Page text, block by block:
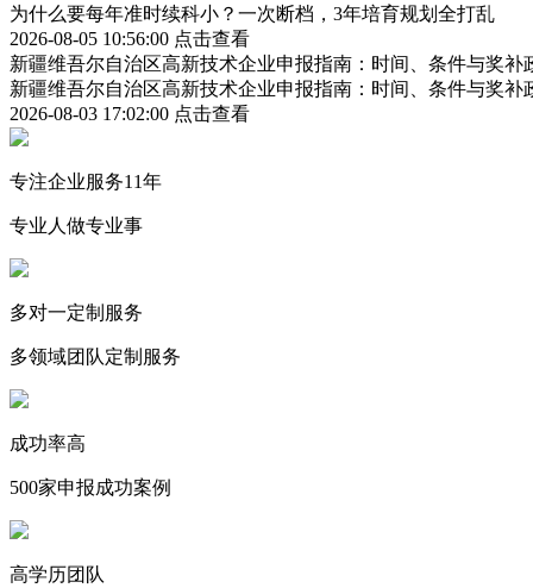
为什么要每年准时续科小？一次断档，3年培育规划全打乱
2026-08-05 10:56:00 点击查看
新疆维吾尔自治区高新技术企业申报指南：时间、条件与奖补
新疆维吾尔自治区高新技术企业申报指南：时间、条件与奖补
2026-08-03 17:02:00 点击查看
专注企业服务11年
专业人做专业事
多对一定制服务
多领域团队定制服务
成功率高
500家申报成功案例
高学历团队